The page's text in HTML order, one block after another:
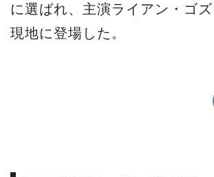
に選ばれ、主演ライアン・ゴ
現地に登場した。